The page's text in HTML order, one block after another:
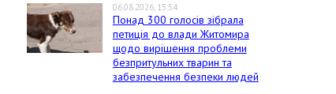
06.08.2026, 15:54
Понад 300 голосів зібрала
петиція до влади Житомира
щодо вирішення проблеми
безпритульних тварин та
забезпечення безпеки людей